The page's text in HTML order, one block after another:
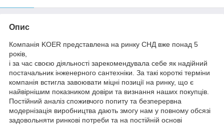
Опис
Компанія KOER представлена на ринку СНД вже понад 5
років,
і за час своєю діяльності зарекомендувала себе як надійний
постачальник інженерного сантехніки. За такі короткі терміни
компанія встигла завоювати міцні позиції на ринку, що є
найвірнішим показником довіри та визнання наших покупців.
Постійний аналіз споживчого попиту та безперервна
модернізація виробництва дають змогу нам у повному обсязі
задовольняти ринкові потреби та на постійній основі